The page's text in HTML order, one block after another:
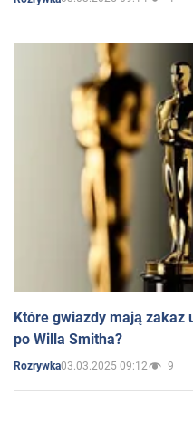
Które gwiazdy mają zakaz
po Willa Smitha?
Rozrywka03.03.2025 09:12 9